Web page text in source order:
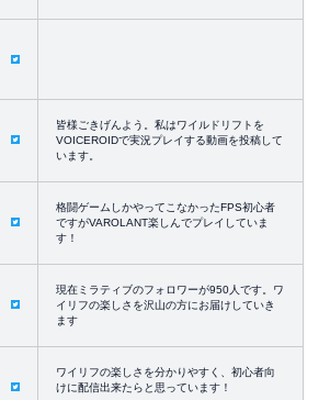
皆様ごきげんよう。私はワイルドリフトを
VOICEROIDで実況プレイする動画を投稿して
います。
格闘ゲームしかやってこなかったFPS初心者
ですがVAROLANT楽しんでプレイしていま
す！
現在ミラティブのフォロワーが950人です。ワ
イリフの楽しさを沢山の方にお届けしていき
ます
ワイリフの楽しさを分かりやすく、初心者向
けに配信出来たらと思っています！